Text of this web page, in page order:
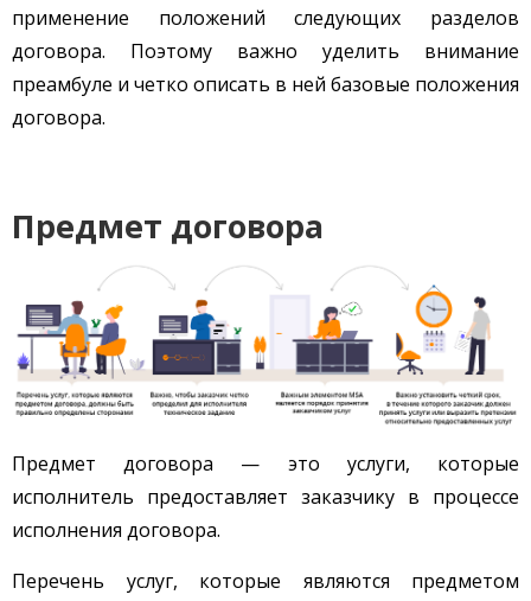
применение положений следующих разделов
договора. Поэтому важно уделить внимание
преамбуле и четко описать в ней базовые положения
договора.
Предмет договора
Предмет договора — это услуги, которые
исполнитель предоставляет заказчику в процессе
исполнения договора.
Перечень услуг, которые являются предметом